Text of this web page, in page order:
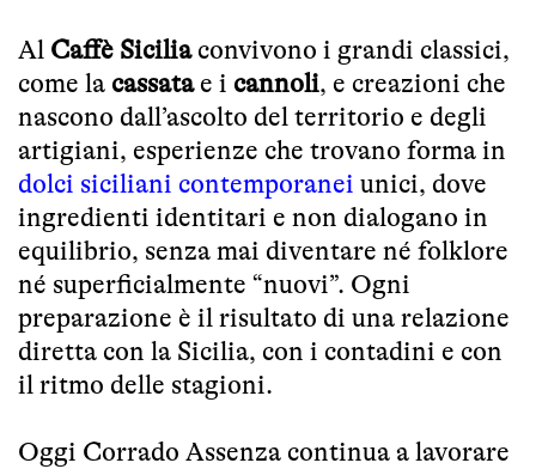
Al Caffè Siciliaconvivono i grandi classici,
come la cassatae i cannoli, e creazioni che
nascono dall’ascolto del territorio e degli
artigiani, esperienze che trovano forma in
dolci siciliani contemporanei unici, dove
ingredienti identitari e non dialogano in
equilibrio, senza mai diventare né folklore
né superficialmente “nuovi”. Ogni
preparazione è il risultato di una relazione
diretta con la Sicilia, con i contadini e con
il ritmo delle stagioni.
Oggi Corrado Assenza continua a lavorare